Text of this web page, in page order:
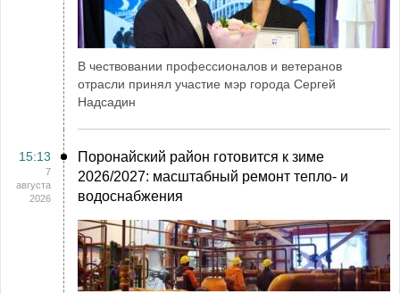
В чествовании профессионалов и ветеранов
отрасли принял участие мэр города Сергей
Надсадин
15:13
7
августа
2026
Поронайский район готовится к зиме
2026/2027: масштабный ремонт тепло- и
водоснабжения